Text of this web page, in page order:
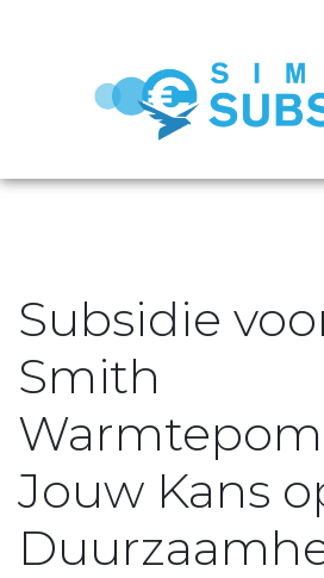
Subsidie
Smith
Jouw Kans